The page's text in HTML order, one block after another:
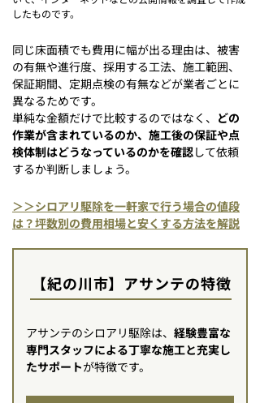
したものです。
同じ床面積でも費用に幅が出る理由は、被害
の有無や進行度、採用する工法、施工範囲、
保証期間、定期点検の有無などが業者ごとに
異なるためです。
単純な金額だけで比較するのではなく、 どの
作業が含まれているのか、施工後の保証や点
検体制はどうなっているのかを確認して依頼
するか判断しましょう。
＞＞シロアリ駆除を一軒家で行う場合の値段
は？坪数別の費用相場と安くする方法を解説
【紀の川市】アサンテの特徴
アサンテのシロアリ駆除は、 経験豊富な
専門スタッフによる丁寧な施工と充実し
たサポートが特徴です。